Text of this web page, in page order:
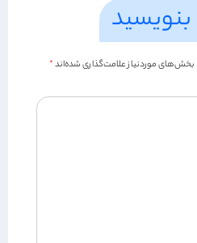
موردنیاز علامت‌گذاری شده‌اند*